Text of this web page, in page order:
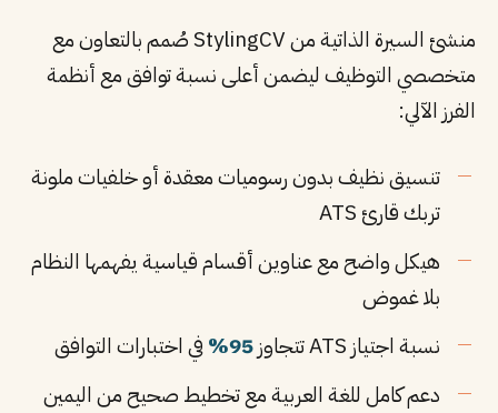
منشئ السيرة الذاتية من StylingCV صُمم بالتعاون مع
متخصصي التوظيف ليضمن أعلى نسبة توافق مع أنظمة
الفرز الآلي:
تنسيق نظيف بدون رسوميات معقدة أو خلفيات ملونة
تربك قارئ ATS
هيكل واضح مع عناوين أقسام قياسية يفهمها النظام
بلا غموض
نسبة اجتياز ATS تتجاوز
95%
في اختبارات التوافق
دعم كامل للغة العربية مع تخطيط صحيح من اليمين